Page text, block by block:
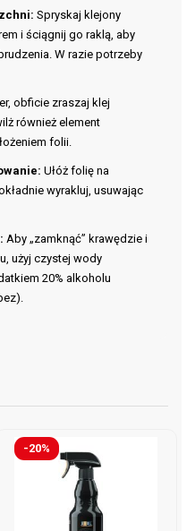
Spryskaj klejony
i ściągnij go raklą, aby
W razie potrzeby
obficie zraszaj klej
również element
folii.
Ułóż folię na
wyrakluj, usuwając
Aby „zamknąć” krawędzie i
użyj czystej wody
20% alkoholu
-20%